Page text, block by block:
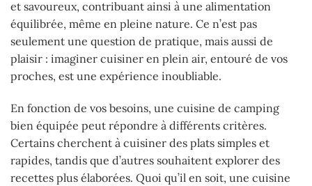
et savoureux, contribuant ainsi à une alimentation
équilibrée, même en pleine nature. Ce n’est pas
seulement une question de pratique, mais aussi de
plaisir : imaginer cuisiner en plein air, entouré de vos
proches, est une expérience inoubliable.
En fonction de vos besoins, une cuisine de camping
bien équipée peut répondre à différents critères.
Certains cherchent à cuisiner des plats simples et
rapides, tandis que d’autres souhaitent explorer des
recettes plus élaborées. Quoi qu’il en soit, une cuisine